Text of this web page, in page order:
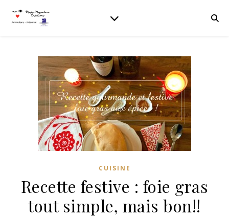
CUISINE
Recette festive : foie gras
tout simple, mais bon!!